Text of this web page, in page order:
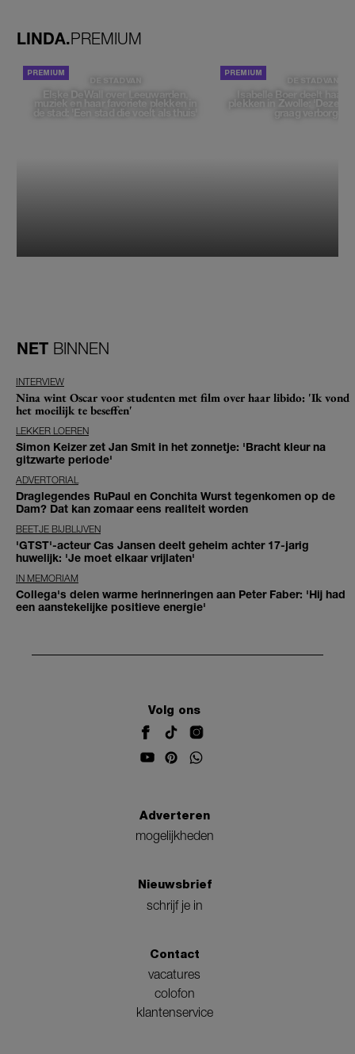
LINDA.PREMIUM
DE STAD VAN
Elske DeWall over Leeuwarden,
muziek en haar favoriete plekken in
de stad: 'Een stad die voelt als thuis'
DE STAD VAN
Isabelle Boer deelt haar
plekken in Zwolle: 'Deze
graag verborgen'
NET BINNEN
INTERVIEW
Nina wint Oscar voor studenten met film over haar libido: 'Ik vond
het moeilijk te beseffen'
LEKKER LOEREN
Simon Keizer zet Jan Smit in het zonnetje: 'Bracht kleur na
gitzwarte periode'
ADVERTORIAL
Draglegendes RuPaul en Conchita Wurst tegenkomen op de
Dam? Dat kan zomaar eens realiteit worden
BEETJE BIJBLIJVEN
'GTST'-acteur Cas Jansen deelt geheim achter 17-jarig
huwelijk: 'Je moet elkaar vrijlaten'
IN MEMORIAM
Collega's delen warme herinneringen aan Peter Faber: 'Hij had
een aanstekelijke positieve energie'
Volg ons
Adverteren
mogelijkheden
Nieuwsbrief
schrijf je in
Contact
vacatures
colofon
klantenservice